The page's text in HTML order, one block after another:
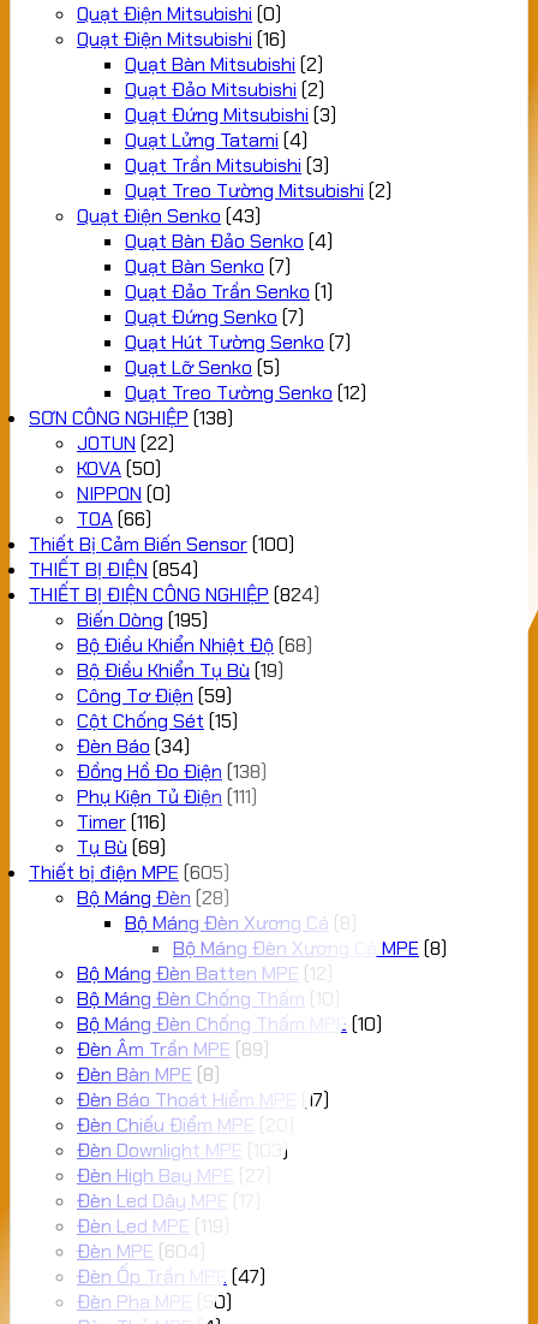
Quạt Điện Mitsubishi (0)
Quạt Điện Mitsubishi (16)
Quạt Bàn Mitsubishi (2)
Quạt Đảo Mitsubishi (2)
Quạt Đứng Mitsubishi (3)
Quạt Lửng Tatami (4)
Quạt Trần Mitsubishi (3)
Quạt Treo Tường Mitsubishi (2)
Quạt Điện Senko (43)
Quạt Bàn Đảo Senko (4)
Quạt Bàn Senko (7)
Quạt Đảo Trần Senko (1)
Quạt Đứng Senko (7)
Quạt Hút Tường Senko (7)
Quạt Lỡ Senko (5)
Quạt Treo Tường Senko (12)
SƠN CÔNG NGHIỆP (138)
JOTUN (22)
KOVA(50)
NIPPON (0)
TOA(66)
Thiết Bị Cảm Biến Sensor(100)
THIẾT BỊ ĐIỆN (854)
THIẾT BỊ ĐIỆN CÔNG NGHIỆP (824)
Biến Dòng (195)
Bộ Điều Khiển Nhiệt Độ (68)
Bộ Điều Khiển Tụ Bù (19)
Công Tơ Điện (59)
Cột Chống Sét (15)
Đèn Báo (34)
Đồng Hồ Đo Điện (138)
Phụ Kiện Tủ Điện (111)
Timer(116)
Tụ Bù (69)
Thiết bị điện MPE (605)
Bộ Máng Đèn (28)
Bộ Máng Đèn Xương Cá (8)
Bộ Máng Đèn Xương Cá MPE (8)
Bộ Máng Đèn Batten MPE (12)
Bộ Máng Đèn Chống Thấm (10)
Bộ Máng Đèn Chống Thấm MPE (10)
Đèn Âm Trần MPE (89)
Đèn Bàn MPE (8)
Đèn Báo Thoát Hiểm MPE
(17)
Đèn Chiếu Điểm MPE
Đèn Downlight MPE
(103)
Đèn High Bay MPE
Đèn Led Dây MPE
Đèn Led MPE (119)
Đèn MPE (604)
Đèn Ốp Trần MPE (47)
Đèn Pha MPE
(50)